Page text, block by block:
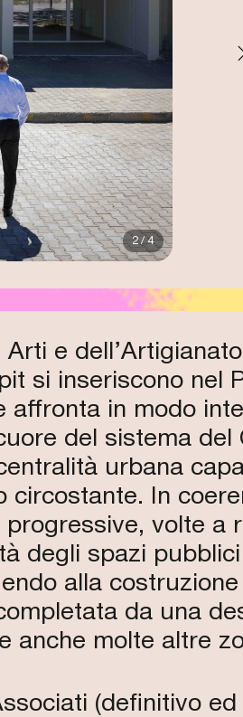
2 / 4
e
si inseriscono nel
affronta in modo
del sistema del
urbana
In
volte a
degli spazi
alla
da una
anche molte altre
(definitivo